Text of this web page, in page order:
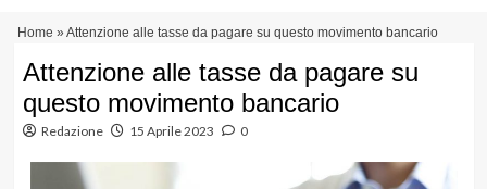
contenuto
Home » Attenzione alle tasse da pagare su questo movimento bancario
Attenzione alle tasse da pagare su
questo movimento bancario
Redazione 15 Aprile 2023 0